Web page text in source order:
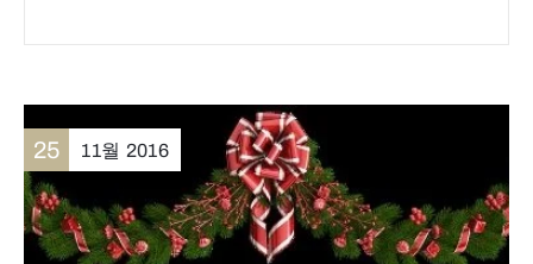
25 11월 2016